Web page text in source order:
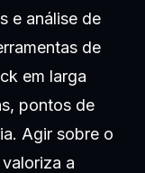
e análise de
de
em larga
pontos de
Agir sobre o
a